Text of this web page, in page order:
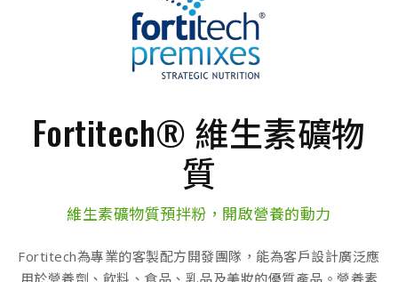
Fortitech® 維生素礦物
質
維生素礦物質預拌粉，開啟營養的動力
Fortitech為專業的客製配方開發團隊，能為客戶設計廣泛應
用於營養劑、飲料、食品、乳品及美妝的優質產品。營養素